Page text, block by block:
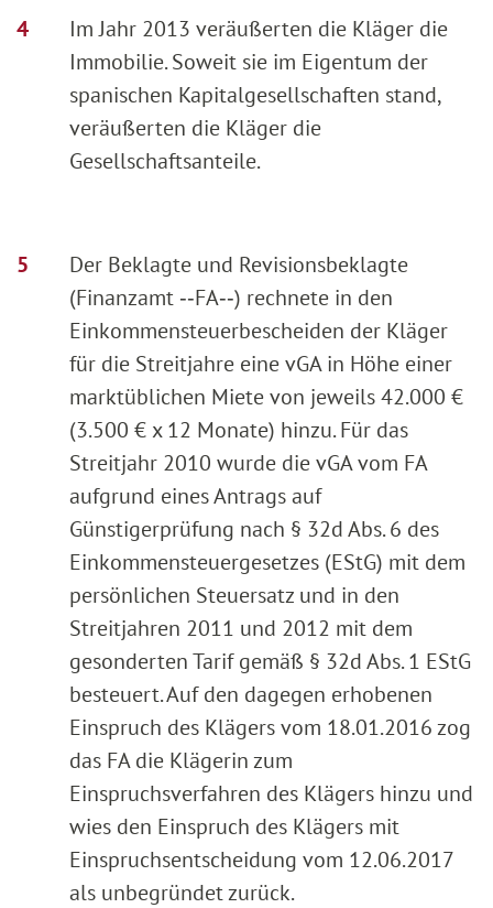
Im Jahr 2013 veräußerten die Kläger die
Immobilie. Soweit sie im Eigentum der
spanischen Kapitalgesellschaften stand,
veräußerten die Kläger die
Gesellschaftsanteile.
Der Beklagte und Revisionsbeklagte
(Finanzamt ‑‑FA‑‑) rechnete in den
Einkommensteuerbescheiden der Kläger
für die Streitjahre eine vGA in Höhe einer
marktüblichen Miete von jeweils 42.000 €
(3.500 € x 12 Monate) hinzu. Für das
Streitjahr 2010 wurde die vGA vom FA
aufgrund eines Antrags auf
Günstigerprüfung nach § 32d Abs. 6 des
Einkommensteuergesetzes (EStG) mit dem
persönlichen Steuersatz und in den
Streitjahren 2011 und 2012 mit dem
gesonderten Tarif gemäß § 32d Abs. 1 EStG
besteuert. Auf den dagegen erhobenen
Einspruch des Klägers vom 18.01.2016 zog
das FA die Klägerin zum
Einspruchsverfahren des Klägers hinzu und
wies den Einspruch des Klägers mit
Einspruchsentscheidung vom 12.06.2017
als unbegründet zurück.